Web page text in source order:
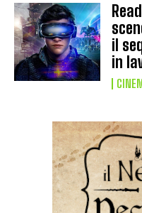
il
in